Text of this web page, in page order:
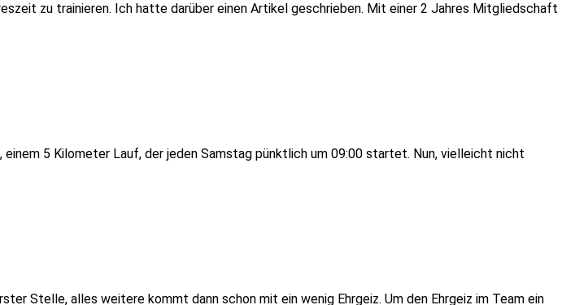
zu trainieren. Ich hatte darüber einen Artikel geschrieben. Mit einer 2 Jahres Mitgliedschaft
5 Kilometer Lauf, der jeden Samstag pünktlich um 09:00 startet. Nun, vielleicht nicht
Stelle, alles weitere kommt dann schon mit ein wenig Ehrgeiz. Um den Ehrgeiz im Team ein